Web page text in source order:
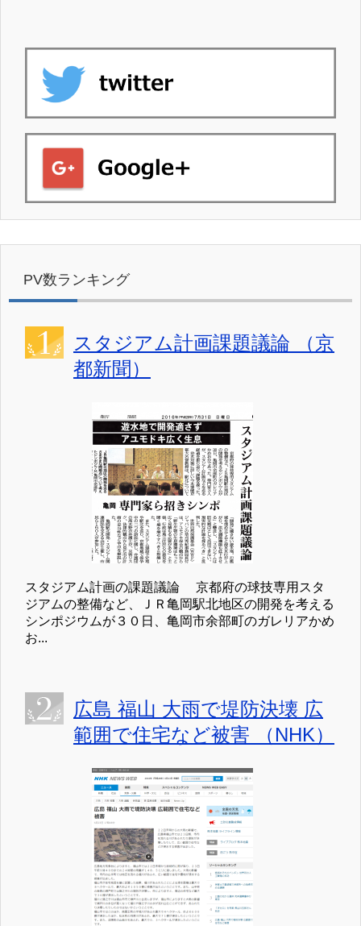
PV数ランキング
スタジアム計画課題議論 （京
都新聞）
スタジアム計画の課題議論 京都府の球技専用スタ
ジアムの整備など、ＪＲ亀岡駅北地区の開発を考える
シンポジウムが３０日、亀岡市余部町のガレリアかめ
お...
広島 福山 大雨で堤防決壊 広
範囲で住宅など被害 （NHK）